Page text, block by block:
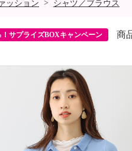
ッション > シャツ／ブラウス
！サプライズBOXキャンペーン 商